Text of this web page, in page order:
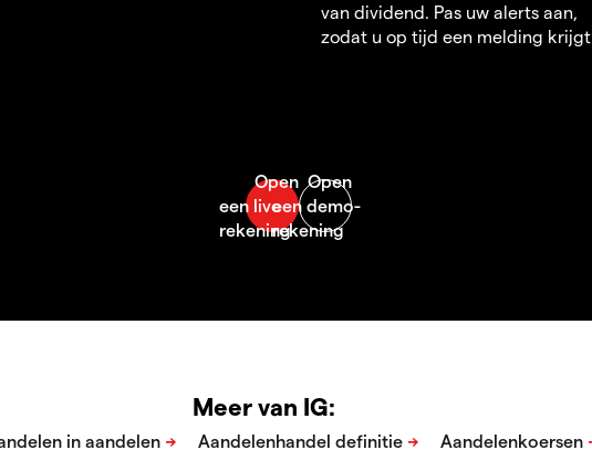
van dividend. Pas uw alerts aan,
zodat u op tijd een melding krijgt
Meer van IG: